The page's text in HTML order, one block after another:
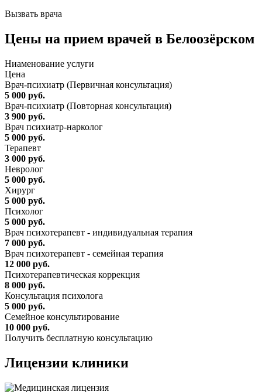
Вызвать врача
Цены на прием врачей в Белоозёрском
Ниaменование услуги
Цена
Врач-психиатр (Первичная консультация)
5 000 руб.
Врач-психиатр (Повторная консультация)
3 900 руб.
Врач психиатр-нарколог
5 000 руб.
Терапевт
3 000 руб.
Невролог
5 000 руб.
Хирург
5 000 руб.
Психолог
5 000 руб.
Врач психотерапевт - индивидуальная терапия
7 000 руб.
Врач психотерапевт - семейная терапия
12 000 руб.
Психотерапевтическая коррекция
8 000 руб.
Консультация психолога
5 000 руб.
Семейное консультирование
10 000 руб.
Получить бесплатную консультацию
Лицензии клиники